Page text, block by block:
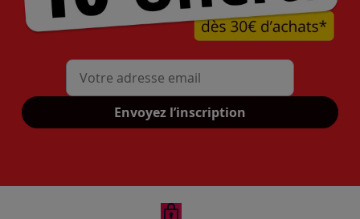
Mon adresse mail
Envoyez l’inscription